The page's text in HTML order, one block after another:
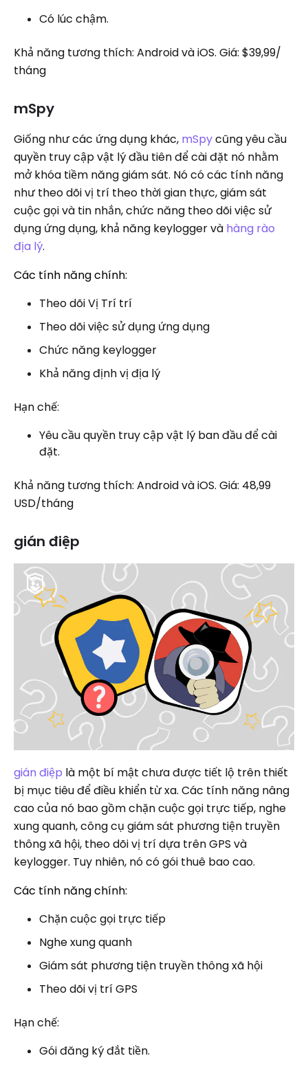
Có lúc chậm.
Khả năng tương thích: Android và iOS. Giá: $39,99/
tháng
mSpy
Giống như các ứng dụng khác, mSpycũng yêu cầu
quyền truy cập vật lý đầu tiên để cài đặt nó nhằm
mở khóa tiềm năng giám sát. Nó có các tính năng
như theo dõi vị trí theo thời gian thực, giám sát
cuộc gọi và tin nhắn, chức năng theo dõi việc sử
dụng ứng dụng, khả năng keylogger và hàng rào
địa lý.
Các tính năng chính:
Theo dõi Vị Trí trí
Theo dõi việc sử dụng ứng dụng
Chức năng keylogger
Khả năng định vị địa lý
Hạn chế:
Yêu cầu quyền truy cập vật lý ban đầu để cài
đặt.
Khả năng tương thích: Android và iOS. Giá: 48,99
USD/tháng
gián điệp
gián điệp là một bí mật chưa được tiết lộ trên thiết
bị mục tiêu để điều khiển từ xa. Các tính năng nâng
cao của nó bao gồm chặn cuộc gọi trực tiếp, nghe
xung quanh, công cụ giám sát phương tiện truyền
thông xã hội, theo dõi vị trí dựa trên GPS và
keylogger. Tuy nhiên, nó có gói thuê bao cao.
Các tính năng chính:
Chặn cuộc gọi trực tiếp
Nghe xung quanh
Giám sát phương tiện truyền thông xã hội
Theo dõi vị trí GPS
Hạn chế:
Gói đăng ký đắt tiền.